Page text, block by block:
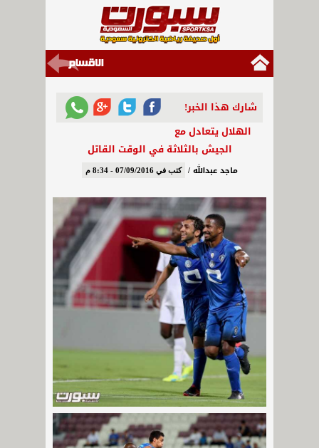
شارك هذا الخبر!
الهلال يتعادل مع
الجيش بالثلاثة في الوقت القاتل
ماجد عبدالله / كتب في 07/09/2016 - 8:34 م